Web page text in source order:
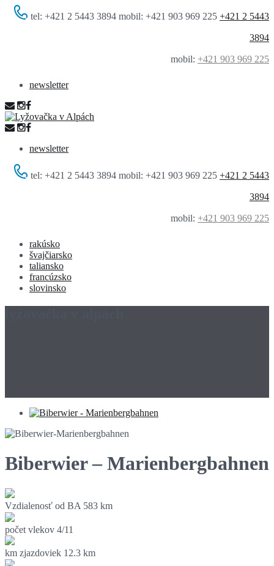
tel: +421 2 5443 3894 mobil: +421 903 969 225 +421 2 5443
3894
mobil: +421 903 969 225
newsletter
newsletter
tel: +421 2 5443 3894 mobil: +421 903 969 225 +421 2 5443
3894
mobil: +421 903 969 225
rakúsko
švajčiarsko
taliansko
francúzsko
slovinsko
Biberwier – Marienbergbahnen
Vzdialenosť od BA 583 km
počet vlekov 4/11
km zjazdoviek 12.3 km